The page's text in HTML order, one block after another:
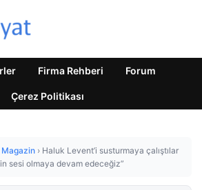
Firma Rehberi Forum
Çerez Politikası
Magazin › Haluk Levent’i susturmaya çalıştılar
sesi olmaya devam edeceğiz”